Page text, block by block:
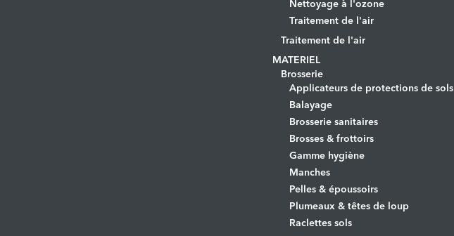
Nettoyage à l'ozone
Traitement de l'air
Traitement de l'air
MATERIEL
Brosserie
Applicateurs de protections de sols
Balayage
Brosserie sanitaires
Brosses & frottoirs
Gamme hygiène
Manches
Pelles & époussoirs
Plumeaux & têtes de loup
Raclettes sols